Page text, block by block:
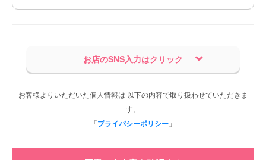
お店のSNS入力はクリック
お客様よりいただいた個人情報は 以下の内容で取り扱わせていただきま
す。
「プライバシーポリシー 」